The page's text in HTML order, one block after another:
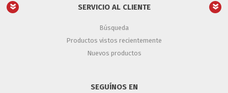
SERVICIO AL CLIENTE
Búsqueda
Productos vistos recientemente
Nuevos productos
SEGUÍNOS EN